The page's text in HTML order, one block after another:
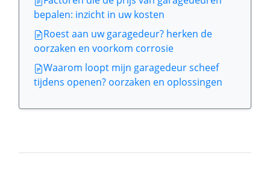
bepalen: inzicht in uw kosten
Roest aan uw garagedeur? herken de
oorzaken en voorkom corrosie
Waarom loopt mijn garagedeur scheef
tijdens openen? oorzaken en oplossingen